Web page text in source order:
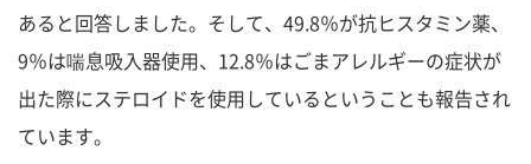
あると回答しました。そして、49.8％が抗ヒスタミン薬、
9％は喘息吸入器使用、12.8％はごまアレルギーの症状が
出た際にステロイドを使用しているということも報告され
ています。